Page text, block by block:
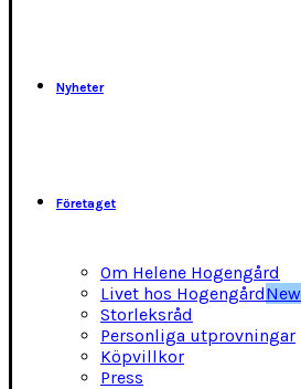
Nyheter
Företaget
Om Helene Hogengård
Livet hos HogengårdNew
Storleksråd
Personliga utprovningar
Köpvillkor
Press